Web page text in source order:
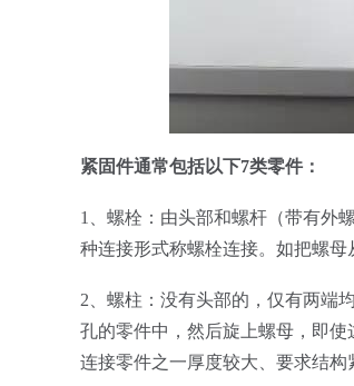
紧固件通常包括以下7类零件：
1、螺栓：由头部和螺杆（带有外
种连接形式称螺栓连接。如把螺母
2、螺柱：没有头部的，仅有两端
孔的零件中，然后旋上螺母，即
连接零件之一厚度较大、要求结构